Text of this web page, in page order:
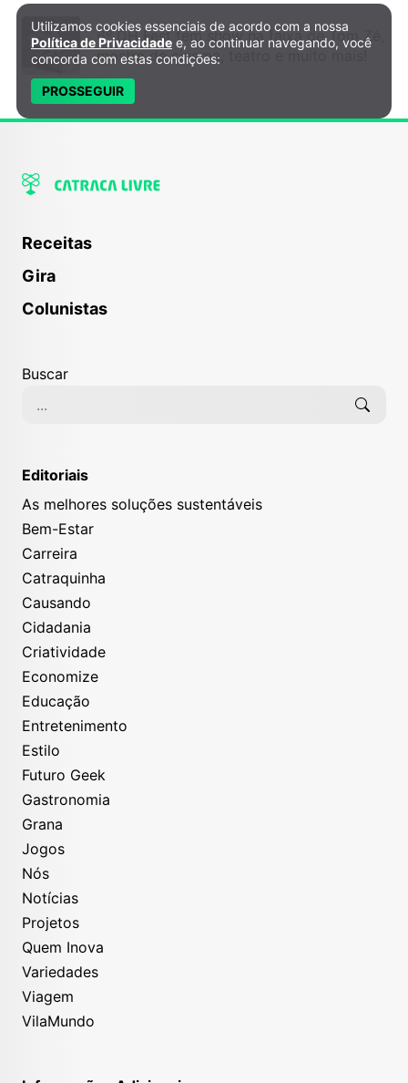
6º DH Fest tem show na faixa de Tom Zé,
mostra de cinema, teatro e muito mais!
Receitas
Gira
Colunistas
Buscar
Editoriais
As melhores soluções sustentáveis
Bem-Estar
Carreira
Catraquinha
Causando
Cidadania
Criatividade
Economize
Educação
Entretenimento
Estilo
Futuro Geek
Gastronomia
Grana
Jogos
Nós
Notícias
Projetos
Quem Inova
Variedades
Viagem
VilaMundo
Política de Privacidade e Cookies
Utilizamos cookies essenciais de acordo com a nossa
Política de Privacidade e, ao continuar navegando, você
concorda com estas condições:
PROSSEGUIR